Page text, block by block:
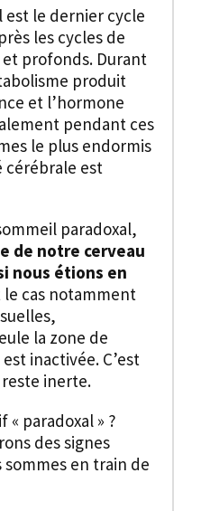
est le dernier cycle
les cycles de
profonds. Durant
produit
et l’hormone
pendant ces
le plus endormis
cérébrale est
paradoxal,
de notre cerveau
nous étions en
le cas notamment
la zone de
inactivée. C’est
inerte.
paradoxal » ?
des signes
sommes en train de